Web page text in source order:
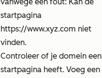
startpagina
https://www.xyz.com niet
vinden.
Controleer of je domein een
startpagina heeft. Voeg een